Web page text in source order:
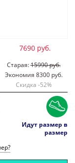
7690 руб.
Старая:15990 руб.
Экономия 8300 руб.
Скидка -52%
Идут размер в
размер